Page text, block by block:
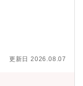
イクロフォンなどに
の上昇に伴って需
ーいただき、スマー
進いただきます。
の潜在的課題をDX
チームを組成し案
ンサルティングの
トピッキング＜時
更新日 2026.08.07